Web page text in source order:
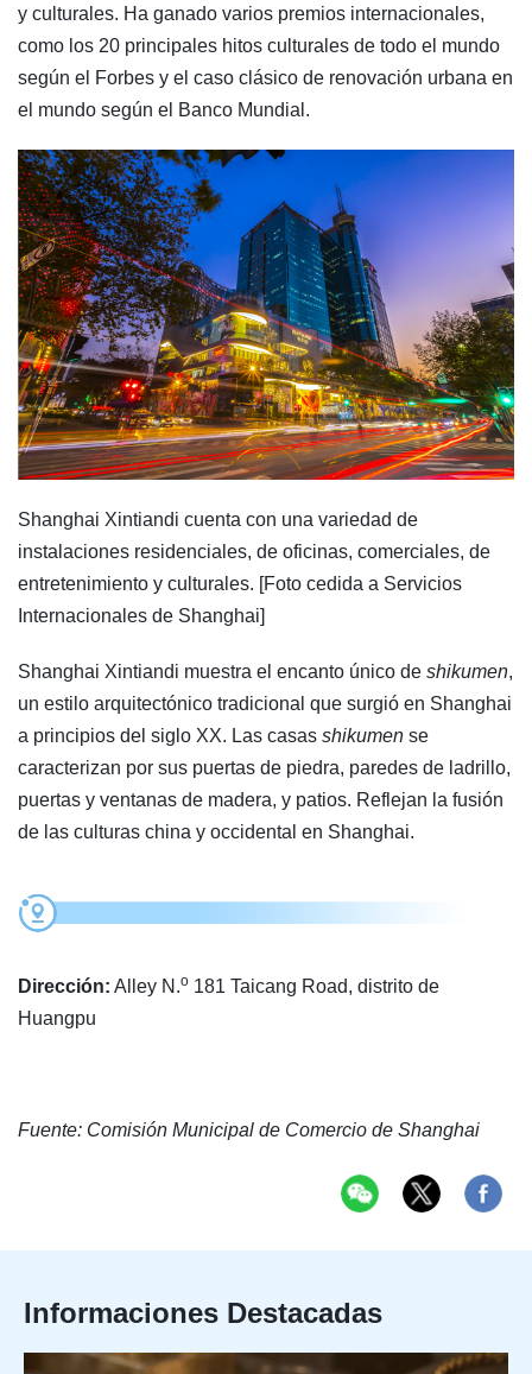
y culturales. Ha ganado varios premios internacionales,
como los 20 principales hitos culturales de todo el mundo
según el Forbes y el caso clásico de renovación urbana en
el mundo según el Banco Mundial.
Shanghai Xintiandi cuenta con una variedad de
instalaciones residenciales, de oficinas, comerciales, de
entretenimiento y culturales. [Foto cedida a Servicios
Internacionales de Shanghai]
Shanghai Xintiandi muestra el encanto único de shikumen,
un estilo arquitectónico tradicional que surgió en Shanghai
a principios del siglo XX. Las casas shikumen se
caracterizan por sus puertas de piedra, paredes de ladrillo,
puertas y ventanas de madera, y patios. Reflejan la fusión
de las culturas china y occidental en Shanghai.
Dirección: Alley N.o 181 Taicang Road, distrito de
Huangpu
Fuente: Comisión Municipal de Comercio de Shanghai
Informaciones Destacadas